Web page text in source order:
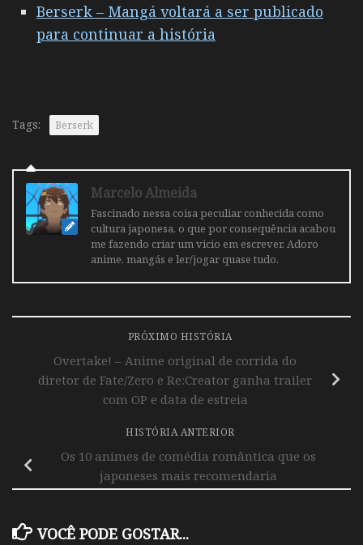
Berserk – Mangá voltará a ser publicado
para continuar a história
Tags: Berserk
Marcelo Almeida
Fascinado nessa coisa peculiar conhecida como
cultura japonesa, o que por consequência acabou
me fazendo criar um vicio em escrever. Adoro
anime, mangás e ler/jogar quase tudo.
PRÓXIMO HISTÓRIA
Overtake! – Anime original de corrida do
diretor de Fate/Zero e Re:Creator ganha trailer
com OP e data de estreia
HISTÓRIA ANTERIOR
Os 10 animes de comédia romântica que os
japoneses mais recomendaria
VOCÊ PODE GOSTAR...